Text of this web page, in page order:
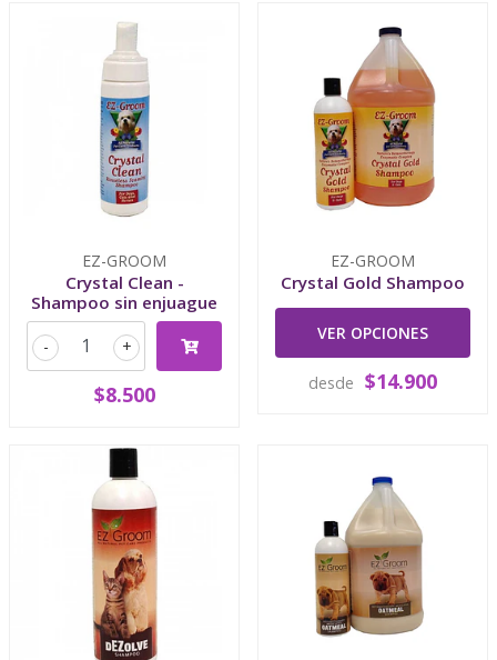
EZ-GROOM
Crystal Clean -
Shampoo sin enjuague
+
-
$8.500
EZ-GROOM
Crystal Gold Shampoo
VER OPCIONES
desde $14.900